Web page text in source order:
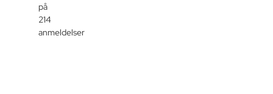
på
214
anmeldelser